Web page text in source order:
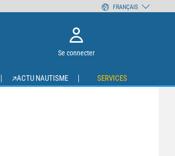
Se connecter
ACTU NAUTISME SERVICES
FRANÇAIS